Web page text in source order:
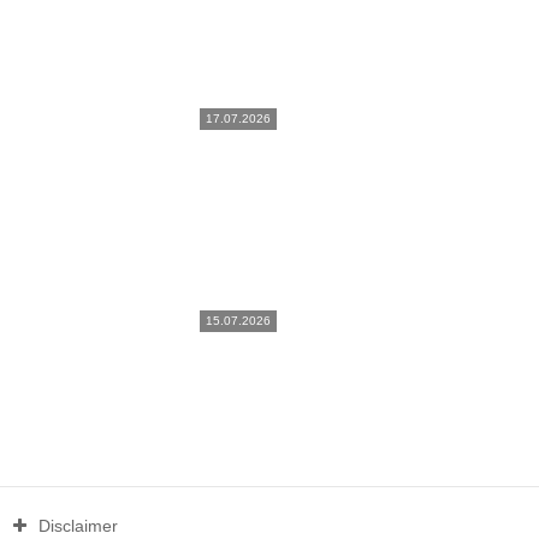
17.07.2026
15.07.2026
Disclaimer